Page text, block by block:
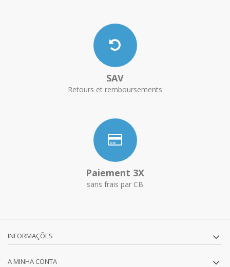
SAV
Retours et remboursements
Paiement 3X
sans frais par CB
INFORMAÇÕES
A MINHA CONTA